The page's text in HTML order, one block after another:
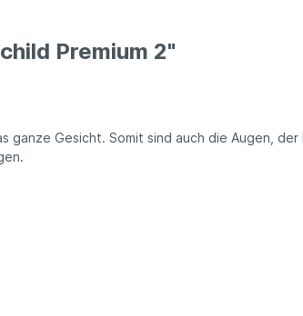
Premium 2"
Gesicht. Somit sind auch die Augen,